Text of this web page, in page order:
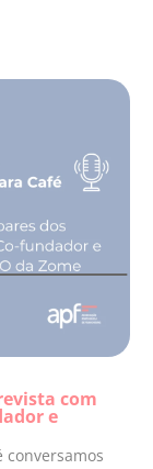
com
e
conversamos